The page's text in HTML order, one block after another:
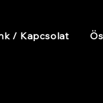
/ Kapcsolat